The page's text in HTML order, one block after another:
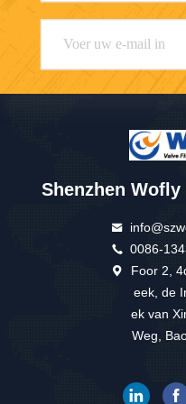
Shenzhen
0086-
Foor 2,
eek, de
ek van
Weg,